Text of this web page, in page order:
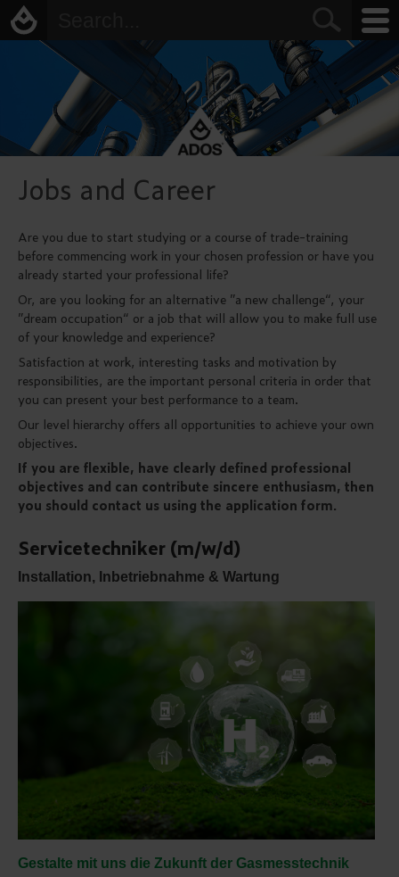
Jobs and Career
Are you due to start studying or a course of trade-training
before commencing work in your chosen profession or have you
already started your professional life?
Or, are you looking for an alternative ”a new challenge“, your
”dream occupation“ or a job that will allow you to make full use
of your knowledge and experience?
Satisfaction at work, interesting tasks and motivation by
responsibilities, are the important personal criteria in order that
you can present your best performance to a team.
Our level hierarchy offers all opportunities to achieve your own
objectives.
If you are flexible, have clearly defined professional
objectives and can contribute sincere enthusiasm, then
you should contact us using the application form.
Servicetechniker (m/w/d)
Installation, Inbetriebnahme & Wartung
Gestalte mit uns die Zukunft der Gasmesstechnik